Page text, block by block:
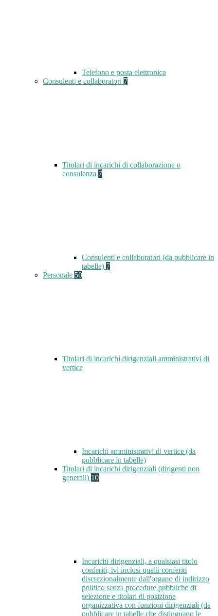
Telefono e posta elettronica
Consulenti e collaboratori 7
Titolari di incarichi di collaborazione o
consulenza 7
Consulenti e collaboratori (da pubblicare in
tabelle) 7
Personale 50
Titolari di incarichi dirigenziali amministrativi di
vertice
Incarichi amministrativi di vertice (da
pubblicare in tabelle)
Titolari di incarichi dirigenziali (dirigenti non
generali) 10
Incarichi dirigenziali, a qualsiasi titolo
conferiti, ivi inclusi quelli conferiti
discrezionalmente dall'organo di indirizzo
politico senza procedure pubbliche di
selezione e titolari di posizione
organizzativa con funzioni dirigenziali (da
pubblicare in tabelle che distinguano le